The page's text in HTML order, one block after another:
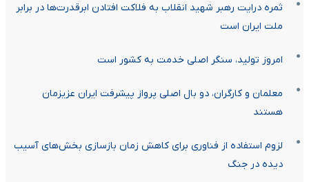
ثمره درایت رهبر شهید انقلاب به فلاکت افتادن ابرقدرت‌ها در برابر
ملت ایران است
امروز تولید، سنگر اصلی خدمت به کشور است
معلمان و کارگران، دو بال اصلی پرواز پیشرفت ایران عزیزمان
هستند
لزوم استفاده از فناوری برای کاهش زمان بازسازی بخش‌های آسیب
دیده در جنگ